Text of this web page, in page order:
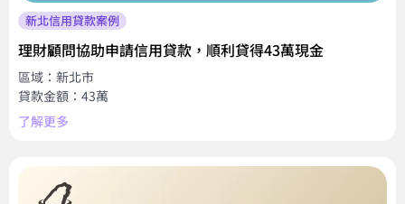
新北信用貸款案例
理財顧問協助申請信用貸款，順利貸得43萬現金
區域：新北市
貸款金額：43萬
了解更多